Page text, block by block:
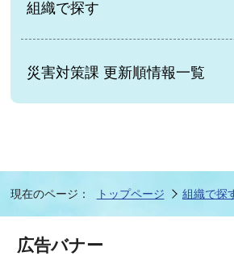
組織で探す
災害対策課 更新順情報一覧
現在のページ： トップページ 組織で探
広告バナー